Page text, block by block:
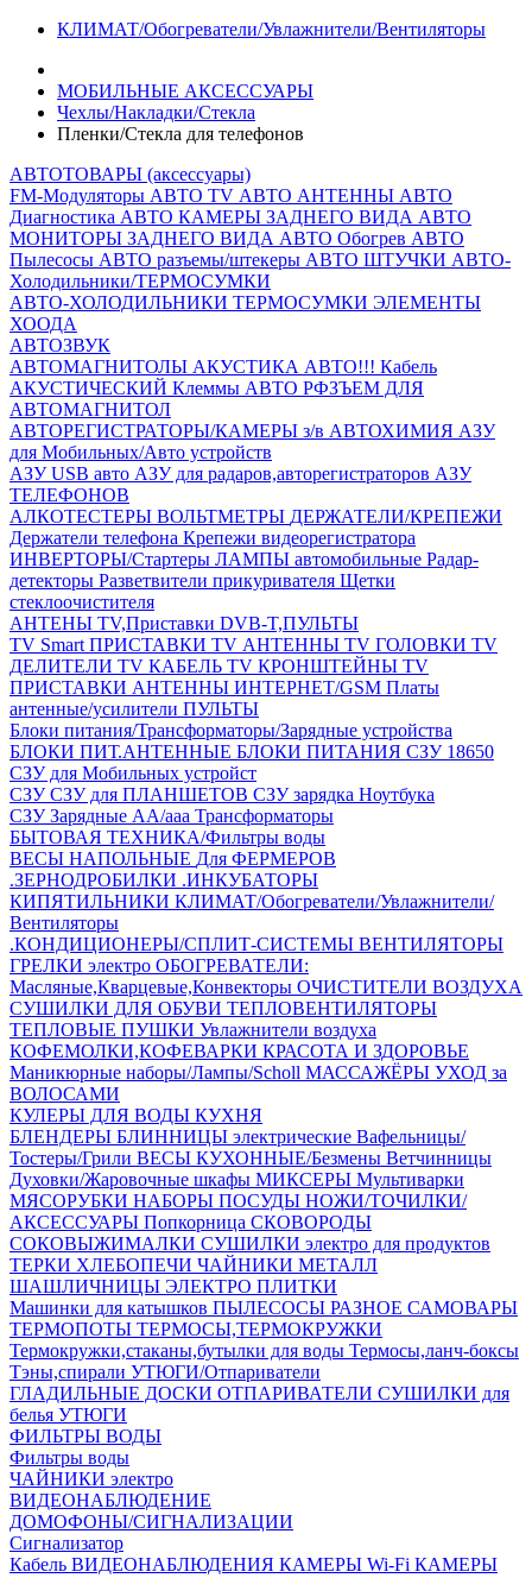
КЛИМАТ/Обогреватели/Увлажнители/Вентиляторы
МОБИЛЬНЫЕ АКСЕССУАРЫ
Чехлы/Накладки/Стекла
Пленки/Стекла для телефонов
АВТОТОВАРЫ (аксессуары)
FM-Модуляторы АВТО TV АВТО АНТЕННЫ АВТО
Диагностика АВТО КАМЕРЫ ЗАДНЕГО ВИДА АВТО
МОНИТОРЫ ЗАДНЕГО ВИДА АВТО Обогрев АВТО
Пылесосы АВТО разъемы/штекеры АВТО ШТУЧКИ АВТО-
Холодильники/ТЕРМОСУМКИ
АВТО-ХОЛОДИЛЬНИКИ ТЕРМОСУМКИ ЭЛЕМЕНТЫ
ХООДА
АВТОЗВУК
АВТОМАГНИТОЛЫ АКУСТИКА АВТО!!! Кабель
АКУСТИЧЕСКИЙ Клеммы АВТО РФЗЪЕМ ДЛЯ
АВТОМАГНИТОЛ
АВТОРЕГИСТРАТОРЫ/КАМЕРЫ з/в АВТОХИМИЯ АЗУ
для Мобильных/Авто устройств
АЗУ USB авто АЗУ для радаров,авторегистраторов АЗУ
ТЕЛЕФОНОВ
АЛКОТЕСТЕРЫ ВОЛЬТМЕТРЫ ДЕРЖАТЕЛИ/КРЕПЕЖИ
Держатели телефона Крепежи видеорегистратора
ИНВЕРТОРЫ/Стартеры ЛАМПЫ автомобильные Радар-
детекторы Разветвители прикуривателя Щетки
стеклоочистителя
АНТЕНЫ ТV,Приставки DVB-T,ПУЛЬТЫ
TV Smart ПРИСТАВКИ TV АНТЕННЫ TV ГОЛОВКИ TV
ДЕЛИТЕЛИ TV КАБЕЛЬ TV КРОНШТЕЙНЫ TV
ПРИСТАВКИ АНТЕННЫ ИНТЕРНЕТ/GSM Платы
антенные/усилители ПУЛЬТЫ
Блоки питания/Трансформаторы/Зарядные устройства
БЛОКИ ПИТ.АНТЕННЫЕ БЛОКИ ПИТАНИЯ СЗУ 18650
СЗУ для Мобильных устройст
СЗУСЗУ для ПЛАНШЕТОВ СЗУ зарядка Ноутбука
СЗУ Зарядные АА/ааа Трансформаторы
БЫТОВАЯ ТЕХНИКА/Фильтры воды
ВЕСЫ НАПОЛЬНЫЕ Для ФЕРМЕРОВ
.ЗЕРНОДРОБИЛКИ .ИНКУБАТОРЫ
КИПЯТИЛЬНИКИ КЛИМАТ/Обогреватели/Увлажнители/
Вентиляторы
.КОНДИЦИОНЕРЫ/СПЛИТ-СИСТЕМЫ ВЕНТИЛЯТОРЫ
ГРЕЛКИ электро ОБОГРЕВАТЕЛИ:
Масляные,Кварцевые,Конвекторы ОЧИСТИТЕЛИ ВОЗДУХА
СУШИЛКИ ДЛЯ ОБУВИ ТЕПЛОВЕНТИЛЯТОРЫ
ТЕПЛОВЫЕ ПУШКИ Увлажнители воздуха
КОФЕМОЛКИ,КОФЕВАРКИ КРАСОТА И ЗДОРОВЬЕ
Маникюрные наборы/Лампы/Scholl МАССАЖЁРЫ УХОД за
ВОЛОСАМИ
КУЛЕРЫ ДЛЯ ВОДЫ КУХНЯ
БЛЕНДЕРЫ БЛИННИЦЫ электрические Вафельницы/
Тостеры/Грили ВЕСЫ КУХОННЫЕ/Безмены Ветчинницы
Духовки/Жаровочные шкафы МИКСЕРЫ Мультиварки
МЯСОРУБКИ НАБОРЫ ПОСУДЫ НОЖИ/ТОЧИЛКИ/
АКСЕССУАРЫ Попкорница СКОВОРОДЫ
СОКОВЫЖИМАЛКИ СУШИЛКИ электро для продуктов
ТЕРКИ ХЛЕБОПЕЧИ ЧАЙНИКИ МЕТАЛЛ
ШАШЛИЧНИЦЫ ЭЛЕКТРО ПЛИТКИ
Машинки для катышков ПЫЛЕСОСЫ РАЗНОЕ САМОВАРЫ
ТЕРМОПОТЫ ТЕРМОСЫ,ТЕРМОКРУЖКИ
Термокружки,стаканы,бутылки для воды Термосы,ланч-боксы
Тэны,спирали УТЮГИ/Отпариватели
ГЛАДИЛЬНЫЕ ДОСКИ ОТПАРИВАТЕЛИ СУШИЛКИ для
белья УТЮГИ
ФИЛЬТРЫ ВОДЫ
Фильтры воды
ЧАЙНИКИ электро
ВИДЕОНАБЛЮДЕНИЕ
ДОМОФОНЫ/СИГНАЛИЗАЦИИ
Сигнализатор
Кабель ВИДЕОНАБЛЮДЕНИЯ КАМЕРЫ Wi-Fi КАМЕРЫ